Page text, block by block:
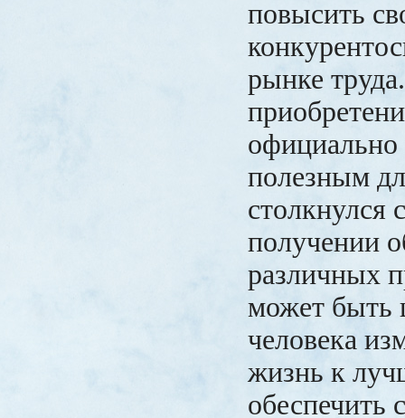
повысить
рынке
полезным
столкнулся
получении
различных
может быть
человека
жизнь к
обеспечить